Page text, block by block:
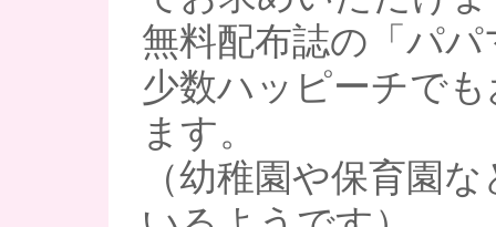
無料配布誌の「パ
少数ハッピーチで
ます。
（幼稚園や保育園